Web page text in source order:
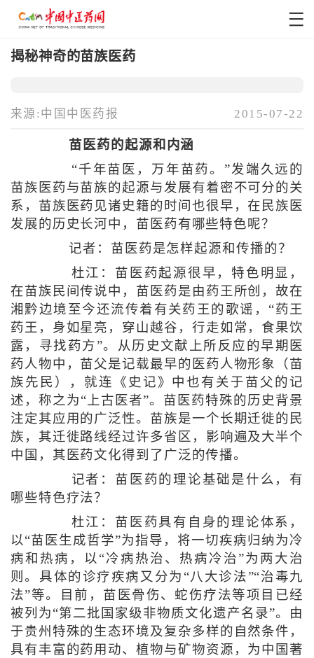
揭秘神奇的苗族医药
来源:中国中医药报 2015-07-22
苗医药的起源和内涵
“千年苗医，万年苗药。”发端久远的
苗族医药与苗族的起源与发展有着密不可分的关
系，苗族医药见诸史籍的时间也很早，在民族医
发展的历史长河中，苗医药有哪些特色呢？
记者：苗医药是怎样起源和传播的？
杜江：苗医药起源很早，特色明显，
在苗族民间传说中，苗医药是由药王所创，故在
湘黔边境至今还流传着有关药王的歌谣，“药王
药王，身如星亮，穿山越谷，行走如常，食果饮
露，寻找药方”。从历史文献上所反应的早期医
药人物中，苗父是记载最早的医药人物形象（苗
族先民），就连《史记》中也有关于苗父的记
述，称之为“上古医者”。苗医药特殊的历史背景
注定其应用的广泛性。苗族是一个长期迁徙的民
族，其迁徙路线经过许多省区，影响遍及大半个
中国，其医药文化得到了广泛的传播。
记者：苗医药的理论基础是什么，有
哪些特色疗法？
杜江：苗医药具有自身的理论体系，
以“苗医生成哲学”为指导，将一切疾病归纳为冷
病和热病，以“冷病热治、热病冷治”为两大治
则。具体的诊疗疾病又分为“八大诊法”“治毒九
法”等。目前，苗医骨伤、蛇伤疗法等项目已经
被列为“第二批国家级非物质文化遗产名录”。由
于贵州特殊的生态环境及复杂多样的自然条件，
具有丰富的药用动、植物与矿物资源，为中国著